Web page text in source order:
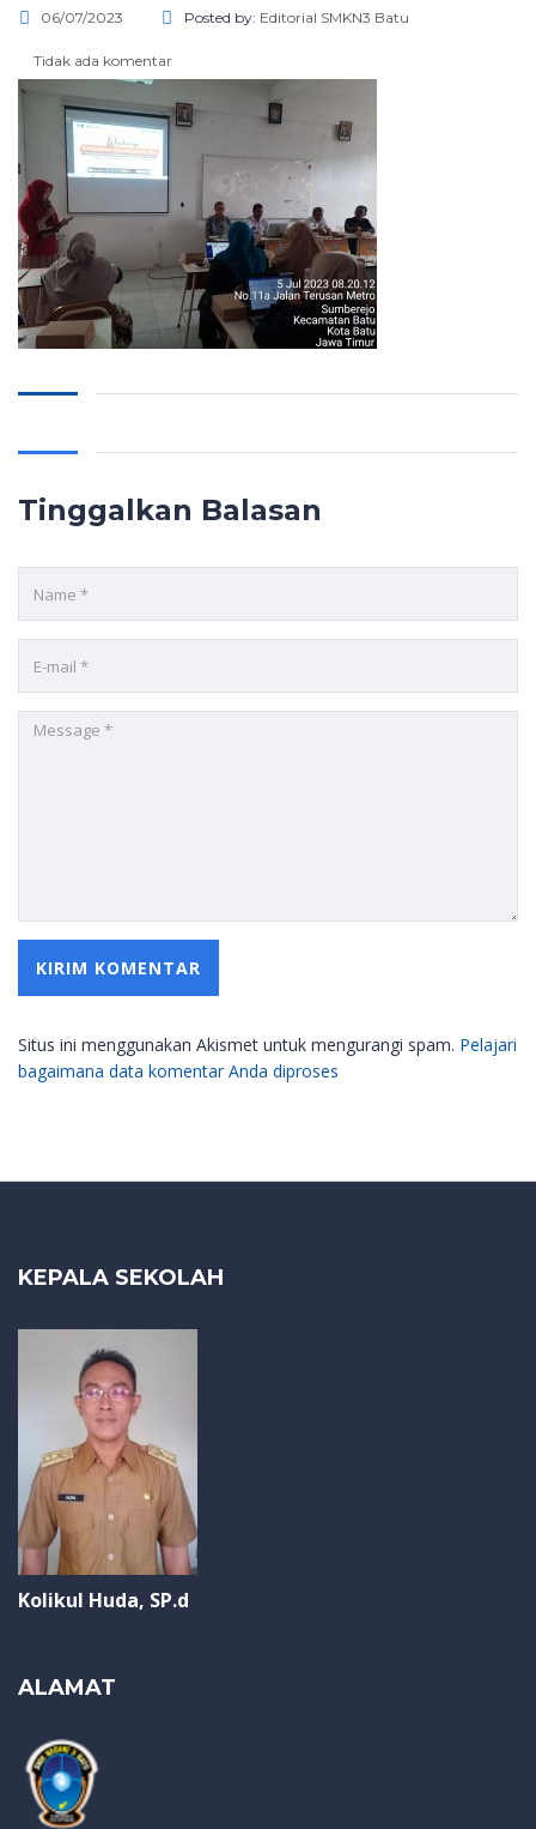
06/07/2023 Posted by: Editorial SMKN3 Batu
Tidak ada komentar
Tinggalkan Balasan
Situs ini menggunakan Akismet untuk mengurangi spam. Pelajari
bagaimana data komentar Anda diproses
KEPALA SEKOLAH
Kolikul Huda, SP.d
ALAMAT